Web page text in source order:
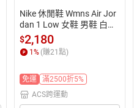
Nike 休閒鞋 Wmns Air Jor
dan 1 Low 女鞋 男鞋 白粉
AJ1 IB8859-101
$2,180
1% (賺21點)
免運
滿2500折5%
ACS跨運動